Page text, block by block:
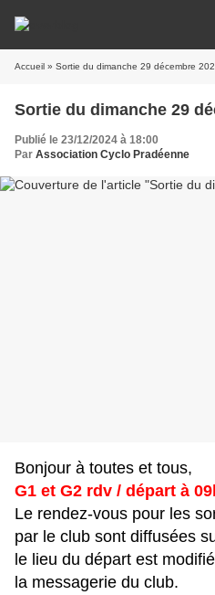
Accueil » Sortie du dimanche 29 décembre
Sortie du dimanche 29
Publié le 23/12/2024 à 18:00
Par Association Cyclo Pradéenne
Bonjour à toutes et tous,
G1 et G2 rdv / départ à
Le rendez-vous pour les
par le club sont diffusées
le lieu du départ est
la messagerie du club.